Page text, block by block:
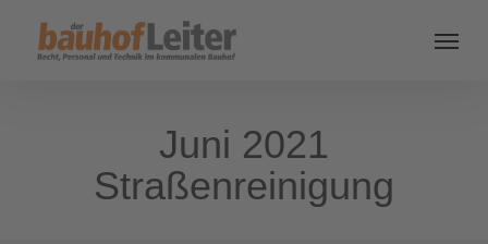
Juni 2021
Straßenreinigung